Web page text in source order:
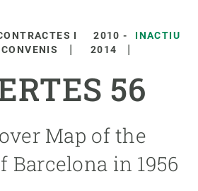
I
CONVENIS
2010 -
2014
INACTIU
56
Map of the
Barcelona in 1956